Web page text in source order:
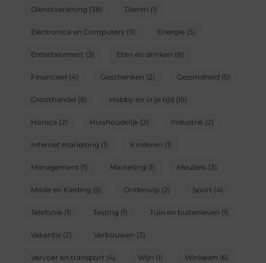
Dienstverlening (38) Dieren (1)
Electronica en Computers(3) Energie(3)
Entertainment (3) Eten en drinken (8)
Financieel (4) Geschenken (2) Gezondheid (5)
Groothandel (8) Hobby en vrije tijd (15)
Horeca (2) Huishoudelijk(2) Industrie(2)
Internet marketing (1) Kinderen (1)
Management (1) Marketing (1) Meubels(3)
Mode en Kleding (5) Onderwijs(2) Sport (4)
Telefonie(1) Testing (1) Tuin en buitenleven (1)
Vakantie(2) Verbouwen (3)
Vervoer en transport (4) Wijn (1) Winkelen (6)